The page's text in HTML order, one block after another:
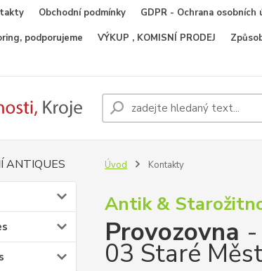
Obchodní podmínky GDPR - Ochrana osobních
podporujeme VÝKUP , KOMISNÍ PRODEJ
ANTIQUES Úvod Kontakty
Antik &
Provozovna
03 Staré